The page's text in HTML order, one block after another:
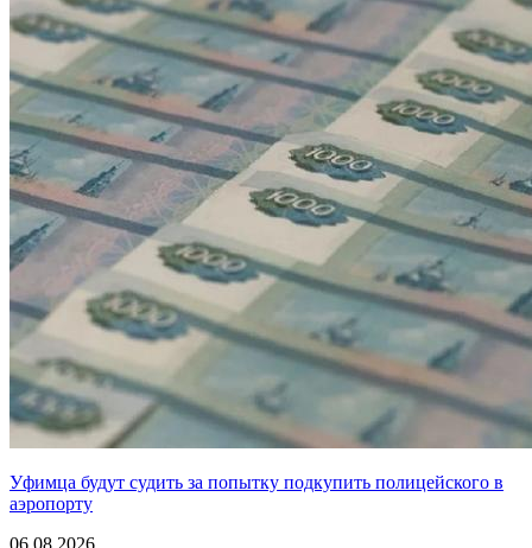
Уфимца будут судить за попытку подкупить полицейского в
аэропорту
06.08.2026